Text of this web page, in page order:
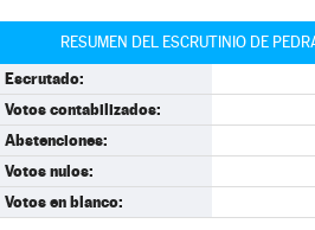
RESUMEN DEL ESCRUTINIO DE
Escrutado:
Votos contabilizados:
Abstenciones:
Votos nulos:
Votos en blanco: